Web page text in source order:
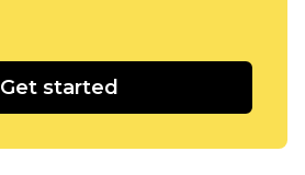
Get started